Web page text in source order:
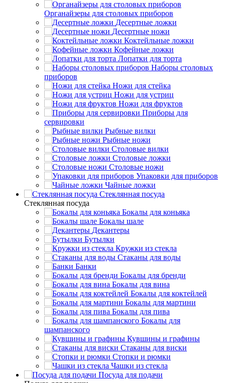
Органайзеры для столовых приборов
Десертные ложки
Десертные ножи
Коктейльные ложки
Кофейные ложки
Лопатки для торта
Наборы столовых
приборов
Ножи для стейка
Ножи для устриц
Ножи для фруктов
Приборы для
сервировки
Рыбные вилки
Рыбные ножи
Столовые вилки
Столовые ложки
Столовые ножи
Упаковки для приборов
Чайные ложки
Стеклянная посуда
Стеклянная посуда
Бокалы для коньяка
Бокалы шале
Декантеры
Бутылки
Кружки из стекла
Стаканы для воды
Банки
Бокалы для бренди
Бокалы для вина
Бокалы для коктейлей
Бокалы для мартини
Бокалы для пива
Бокалы для
шампанского
Кувшины и графины
Стаканы для виски
Стопки и рюмки
Чашки из стекла
Посуда для подачи